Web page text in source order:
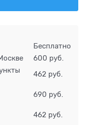
Бесплатно
600 руб.
462 руб.
690 руб.
462 руб.